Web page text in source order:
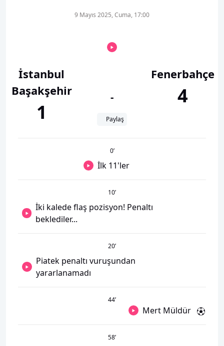
İstanbul
Başakşehir
1
9 Mayıs 2025, Cuma, 17:00
-
Paylaş
Fenerbahçe
4
0’
İlk 11'ler
10’
İki kalede flaş pozisyon! Penaltı
beklediler...
20’
Piatek penaltı vuruşundan
yararlanamadı
44’
Mert Müldür
58’